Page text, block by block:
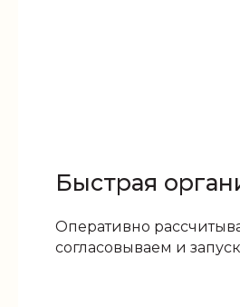
Быстрая
Оперативно
согласовываем и